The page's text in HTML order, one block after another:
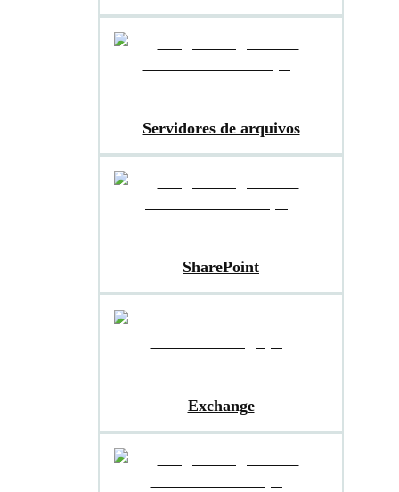
Servidores de arquivos
SharePoint
Exchange